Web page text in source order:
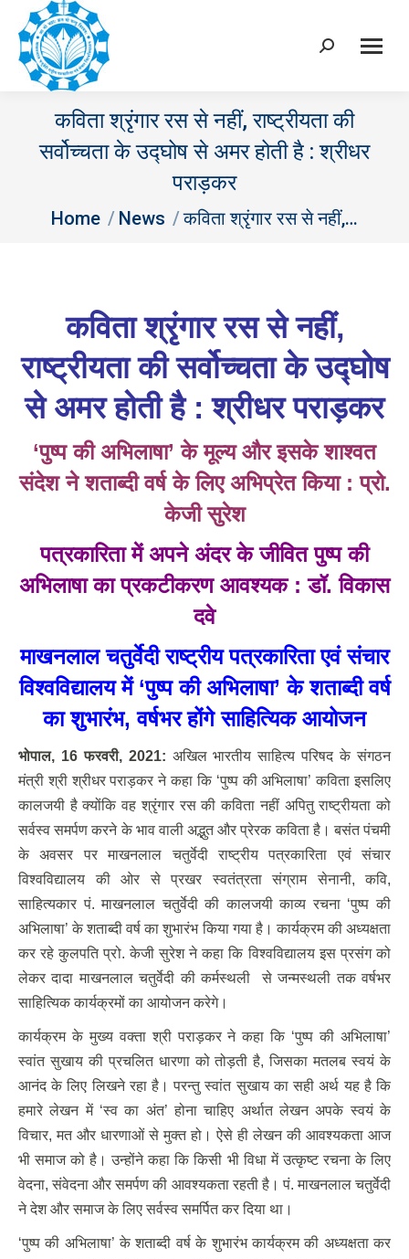
Search:
कविता श्रृंगार रस से नहीं, राष्ट्रीयता की
सर्वोच्चता के उद्घोष से अमर होती है : श्रीधर
पराड़कर
You are here:
Home News कविता श्रृंगार रस से नहीं,…
कविता श्रृंगार रस से नहीं,
राष्ट्रीयता की सर्वोच्चता के उद्घोष
से अमर होती है: श्रीधर पराड़कर
‘पुष्प की अभिलाषा’ के मूल्य और इसके शाश्वत
संदेश ने शताब्दी वर्ष के लिए अभिप्रेत किया: प्रो.
केजीसुरेश
पत्रकारिता में अपने अंदर के जीवित पुष्प की
अभिलाषा का प्रकटीकरण आवश्यक: डॉ.विकास
दवे
माखनलाल चतुर्वेदी राष्ट्रीयपत्रकारिताएवं संचार
विश्वविद्यालय में ‘पुष्प की अभिलाषा’के शताब्दी वर्ष
का शुभारंभ, वर्षभर होंगे साहित्यिक आयोजन
भोपाल, 16 फरवरी,2021: अखिल भारतीय साहित्य परिषद के संगठन
मंत्री श्री श्रीधर पराड़कर ने कहा कि ‘पुष्प की अभिलाषा’ कविता इसलिए
कालजयी है क्योंकि वह श्रृंगार रस की कविता नहीं अपितु राष्ट्रीयता को
सर्वस्व समर्पण करने के भाव वाली अद्भुत और प्रेरक कविता है। बसंत पंचमी
के अवसर पर माखनलाल चतुर्वेदी राष्ट्रीय पत्रकारिता एवं संचार
विश्वविद्यालय की ओर से प्रखर स्वतंत्रता संग्राम सेनानी, कवि,
साहित्यकार पं. माखनलाल चतुर्वेदी की कालजयी काव्य रचना ‘पुष्प की
अभिलाषा’ के शताब्दी वर्ष का शुभारंभ किया गया है। कार्यक्रम की अध्यक्षता
कर रहे कुलपति प्रो. केजी सुरेश ने कहा कि विश्वविद्यालय इस प्रसंग को
लेकर दादा माखनलाल चतुर्वेदी की कर्मस्थली से जन्मस्थली तक वर्षभर
साहित्यिक कार्यक्रमों का आयोजन करेगे।
कार्यक्रम के मुख्य वक्ता श्री पराड़कर ने कहा कि ‘पुष्प की अभिलाषा’
स्वांत सुखाय की प्रचलित धारणा को तोड़ती है, जिसका मतलब स्वयं के
आनंद के लिए लिखने रहा है। परन्तु स्वांत सुखाय का सही अर्थ यह है कि
हमारे लेखन में ‘स्व का अंत’ होना चाहिए अर्थात लेखन अपके स्वयं के
विचार, मत और धारणाओं से मुक्त हो। ऐसे ही लेखन की आवश्यकता आज
भी समाज को है। उन्होंने कहा कि किसी भी विधा में उत्कृष्ट रचना के लिए
वेदना, संवेदना और समर्पण की आवश्यकता रहती है। पं. माखनलाल चतुर्वेदी
ने देश और समाज के लिए सर्वस्व समर्पित कर दिया था।
‘पुष्प की अभिलाषा’ के शताब्दी वर्ष के शुभारंभ कार्यक्रम की अध्यक्षता कर